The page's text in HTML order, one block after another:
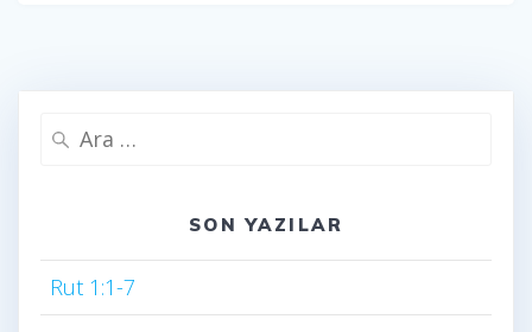
SON YAZILAR
Rut 1:1-7